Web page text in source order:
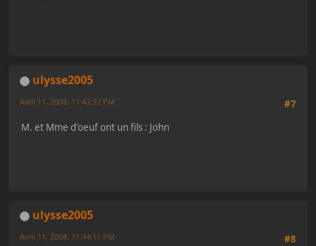
ulysse2005
#7
Avril 11, 2008, 11:43:32 PM
M. et Mme d'oeuf ont un fils : John
ulysse2005
#8
Avril 11, 2008, 11:44:11 PM